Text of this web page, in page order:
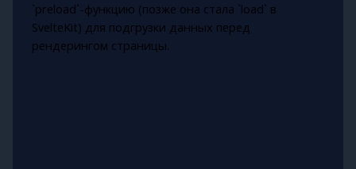
`preload`-функцию (позже она стала `load` в
SvelteKit) для подгрузки данных перед
рендерингом страницы.